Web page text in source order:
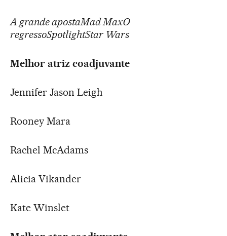
A grande apostaMad MaxO
regressoSpotlightStar Wars
Melhor atriz coadjuvante
Jennifer Jason Leigh
Rooney Mara
Rachel McAdams
Alicia Vikander
Kate Winslet